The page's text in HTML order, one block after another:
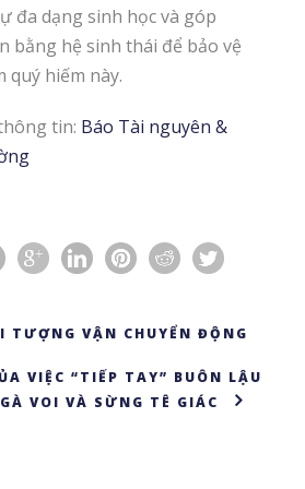
đa dạng sinh học và góp
bằng hệ sinh thái để bảo vệ
quý hiếm này.
tin: Báo Tài nguyên &
TƯỢNG VẬN CHUYỂN ĐỘNG
VIỆC “TIẾP TAY” BUÔN LẬU
VOI VÀ SỪNG TÊ GIÁC